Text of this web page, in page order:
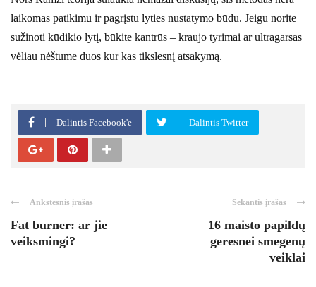
laikomas patikimu ir pagrįstu lyties nustatymo būdu. Jeigu norite
sužinoti kūdikio lytį, būkite kantrūs – kraujo tyrimai ar ultragarsas
vėliau nėštume duos kur kas tikslesnį atsakymą.
Dalintis Facebook'e Dalintis Twitter
Ankstesnis įrašas
Fat burner: ar jie
veiksmingi?
Sekantis įrašas
16 maisto papildų
geresnei smegenų
veiklai